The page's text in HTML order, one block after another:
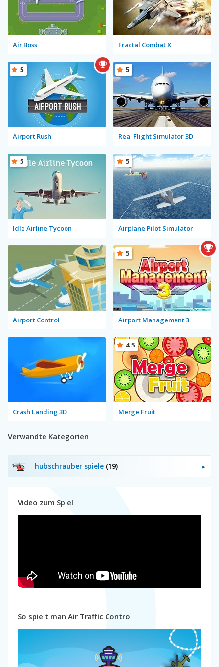
Air Boss Fractal Combat X
Airport Rush
5
Real Flight Simulator 3D
5
Idle Airline Tycoon
5
Airplane Pilot Simulator
5
Airport Control Airport Management 3
5
Crash Landing 3D Merge Fruit
4.5
Verwandte Kategorien
hubschrauber spiele (19)
Video zum Spiel
So spielt man Air Traffic Control